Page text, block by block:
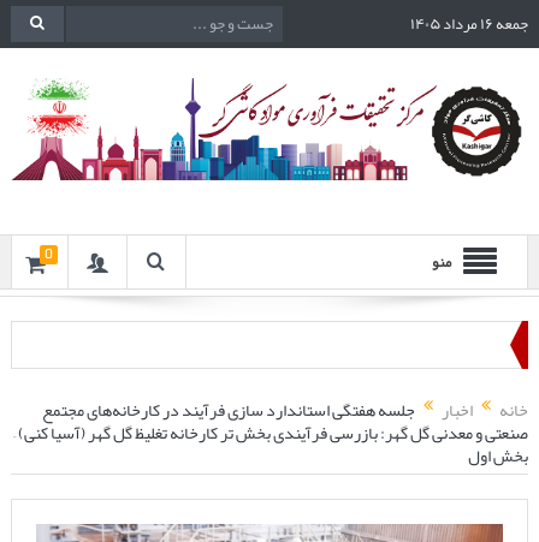
جمعه ۱۶ مرداد ۱۴۰۵
منو 0
خانه اخبار جلسه هفتگی استاندارد سازی فرآیند در کارخانه‌های مجتمع
صنعتی و معدنی گل گهر: بازرسی فرآیندی بخش تر کارخانه تغلیظ گل گهر (آسیا کنی) –
بخش اول